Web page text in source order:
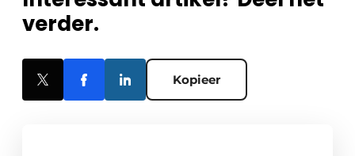
verder.
Kopieer